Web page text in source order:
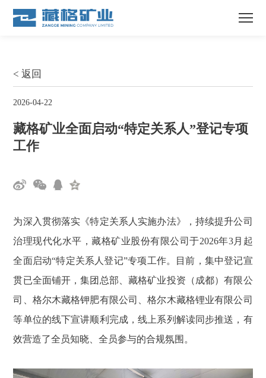
< 返回
2026-04-22
藏格矿业全面启动“特定关系人”登记专项
工作
为深入贯彻落实《特定关系人实施办法》，持续提升公司
治理现代化水平，藏格矿业股份有限公司于2026年3月起
全面启动“特定关系人登记”专项工作。目前，集中登记宣
贯已全面铺开，集团总部、藏格矿业投资（成都）有限公
司、格尔木藏格钾肥有限公司、格尔木藏格锂业有限公司
等单位的线下宣讲顺利完成，线上系列解读同步推送，有
效营造了全员知晓、全员参与的合规氛围。